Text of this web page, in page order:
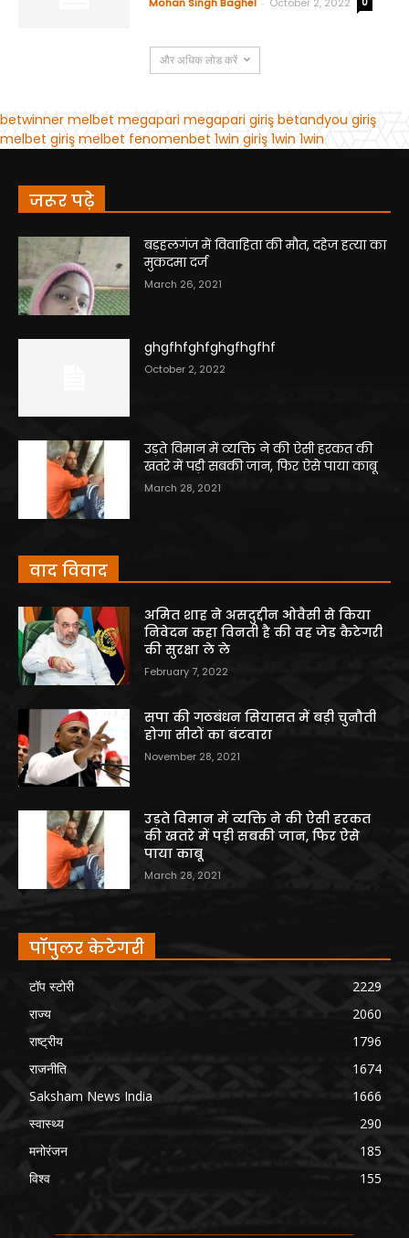
जरूर पढ़े
बड़हलगंज में विवाहिता की मौत, दहेज हत्या का
मुकदमा दर्ज
March 26, 2021
ghgfhfghfghgfhgfhf
October 2, 2022
उड़ते विमान में व्यक्ति ने की ऐसी हरकत की
खतरे में पड़ी सबकी जान, फिर ऐसे पाया काबू
March 28, 2021
वाद विवाद
अमित शाह ने असदुद्दीन ओवैसी से किया
निवेदन कहा विनती है की वह जेड कैटेगरी
की सुरक्षा ले ले
February 7, 2022
सपा की गठबंधन सियासत में बड़ी चुनौती
होगा सीटों का बंटवारा
November 28, 2021
उड़ते विमान में व्यक्ति ने की ऐसी हरकत
की खतरे में पड़ी सबकी जान, फिर ऐसे
पाया काबू
March 28, 2021
पॉपुलर केटेगरी
टॉप स्टोरी
2229
राज्य
2060
राष्ट्रीय
1796
राजनीति
1674
Saksham News India
1666
स्वास्थ्य
290
मनोरंजन
185
विश्व
155